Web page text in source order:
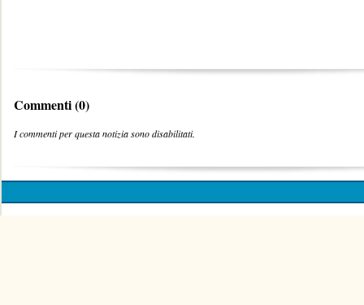
Commenti (0)
I commenti per questa notizia sono disabilitati.